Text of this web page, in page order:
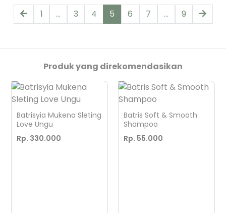
1 ... 3 4 5 6 7 ... 9
Produk yang direkomendasikan
Batrisyia Mukena Sleting
Love Ungu
Rp. 330.000
Batris Soft & Smooth
Shampoo
Rp. 55.000